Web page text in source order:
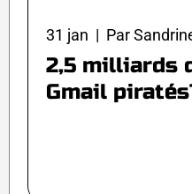
31 jan | Par
2,5 milliards
Gmail